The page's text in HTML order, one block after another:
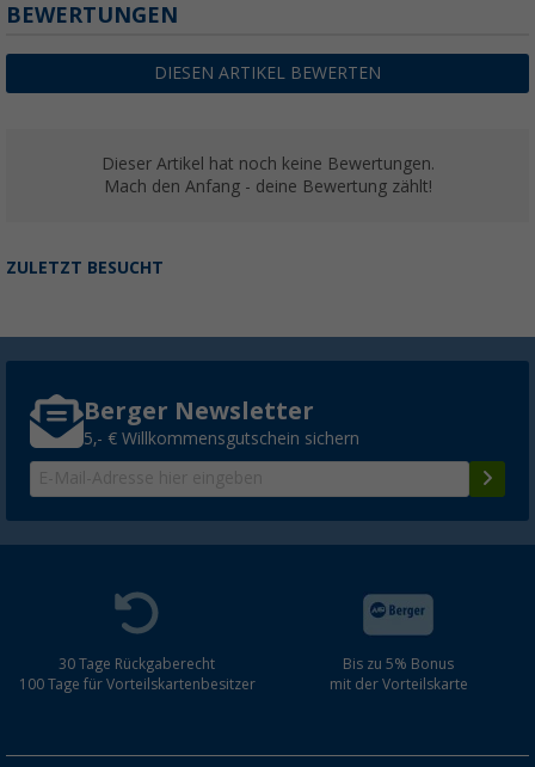
BEWERTUNGEN
DIESEN ARTIKEL BEWERTEN
Dieser Artikel hat noch keine Bewertungen.
Mach den Anfang - deine Bewertung zählt!
ZULETZT BESUCHT
Berger Newsletter
5,- € Willkommensgutschein sichern
30 Tage Rückgaberecht
100 Tage für Vorteilskartenbesitzer
Bis zu 5% Bonus
mit der Vorteilskarte